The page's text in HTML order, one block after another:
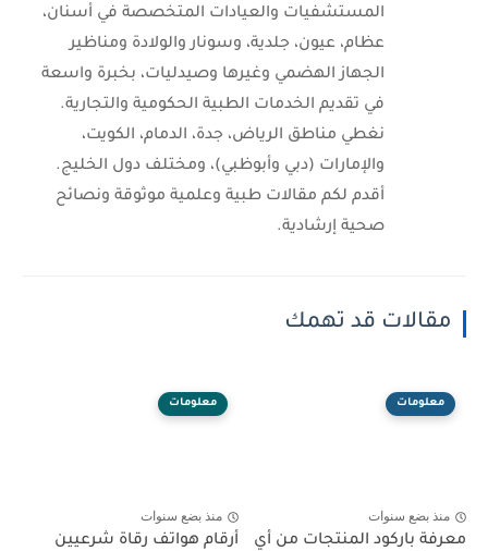
المستشفيات والعيادات المتخصصة في أسنان،
عظام، عيون، جلدية، وسونار والولادة ومناظير
الجهاز الهضمي وغيرها وصيدليات، بخبرة واسعة
في تقديم الخدمات الطبية الحكومية والتجارية.
نغطي مناطق الرياض، جدة، الدمام، الكويت،
والإمارات (دبي وأبوظبي)، ومختلف دول الخليج.
أقدم لكم مقالات طبية وعلمية موثوقة ونصائح
صحية إرشادية.
مقالات قد تهمك
معلومات
منذ بضع سنوات
معرفة باركود المنتجات من أي
معلومات
منذ بضع سنوات
أرقام هواتف رقاة شرعيين